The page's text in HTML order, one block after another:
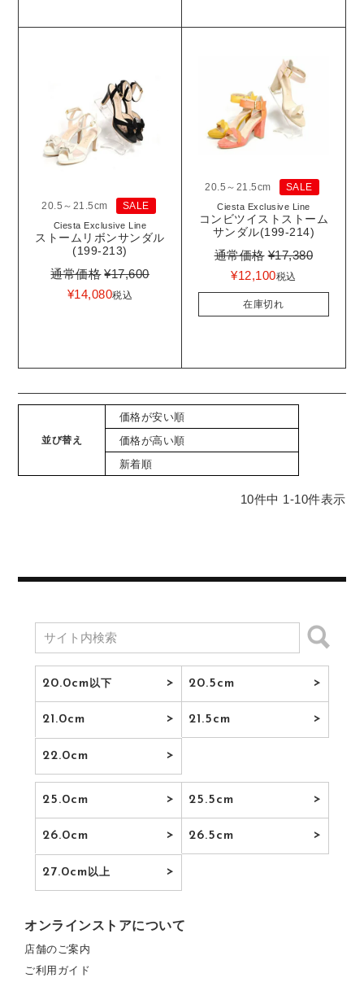
20.5～21.5cm SALE
Ciesta Exclusive Line
ストームリボンサンダル
(199-213)
通常価格 ¥17,600
¥14,080税込
20.5～21.5cm SALE
Ciesta Exclusive Line
コンビツイストストーム
サンダル(199-214)
通常価格 ¥17,380
¥12,100税込
在庫切れ
並び替え
価格が安い順
価格が高い順
新着順
10件中 1-10件表示
20.0cm以下 20.5cm
21.0cm 21.5cm
22.0cm
25.0cm 25.5cm
26.0cm 26.5cm
27.0cm以上
オンラインストアについて
店舗のご案内
ご利用ガイド